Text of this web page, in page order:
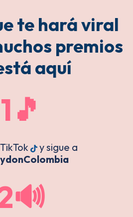
te hará viral
premios
aquí
1🎵
y sigue a